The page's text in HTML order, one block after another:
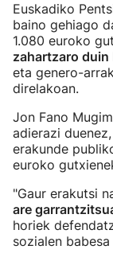
Euskadiko
baino gehiago
1.080 euroko
zahartzaro duin
eta genero-
direlakoan.
Jon Fano
adierazi
erakunde
euroko
"Gaur erakutsi
are
horiek
sozialen